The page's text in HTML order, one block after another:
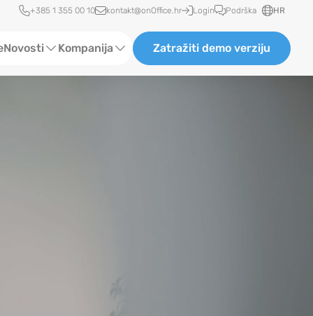
Brzi pristup
+385 1 355 00 10 kontakt@onOffice.hr Login Podrška HR
Novosti Kompanija Zatražiti demo verziju